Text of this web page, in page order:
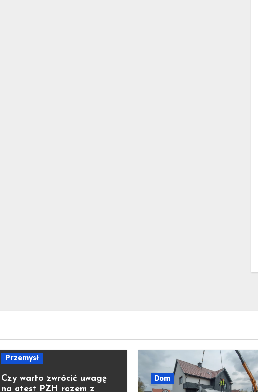
Przemysł
Czy warto zwrócić uwagę
na atest PZH razem z
Dom